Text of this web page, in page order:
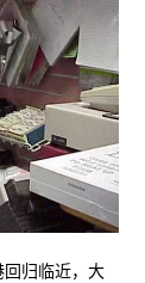
归临近，大